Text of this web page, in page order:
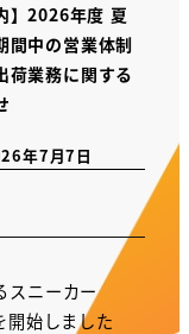
】2026年度 夏
間中の営業体制
荷業務に関する
年7月7日
スニーカー
開始しました